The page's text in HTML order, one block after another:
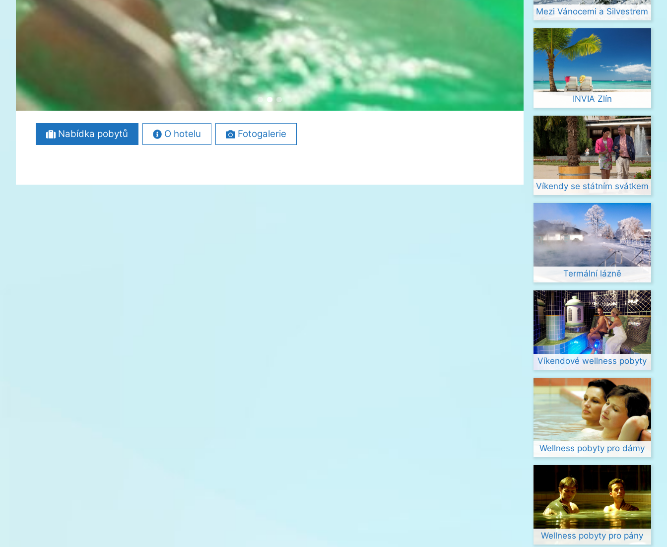
Nabídka pobytů O hotelu Fotogalerie
Mezi Vánocemi a Silvestrem
INVIA Zlín
Víkendy se státním svátkem
Termální lázně
Víkendové wellness pobyty
Wellness pobyty pro dámy
Wellness pobyty pro pány